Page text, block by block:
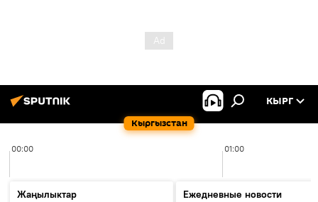
Кыргызстан
КЫРГ
00:00 01:00
Жаңылыктар
Ежедневные новости